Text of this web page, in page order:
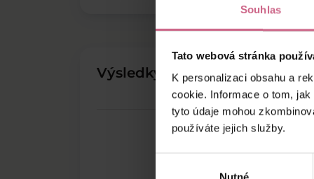
Souhlas
Tato webová stránka
K personalizaci obsahu a
cookie. Informace o tom,
tyto údaje mohou
používáte jejich služby.
Výsledky těžby